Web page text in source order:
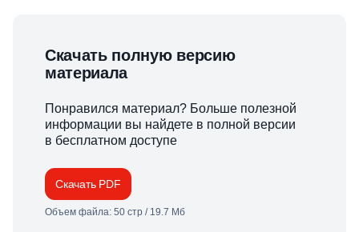
Скачать полную версию
материала
Понравился материал? Больше полезной
информации вы найдете в полной версии
в бесплатном доступе
Скачать PDF
Объем файла: 50 стр / 19.7 Мб